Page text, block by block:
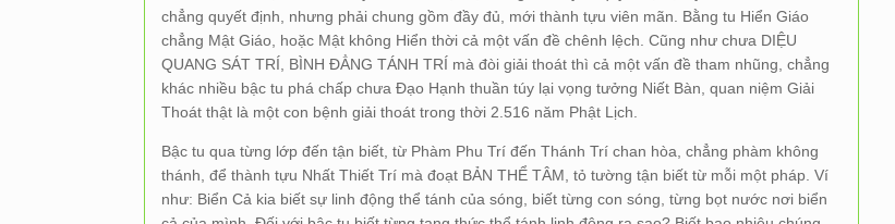
chẳng quyết định, nhưng phải chung gồm đầy đủ, mới thành tựu viên mãn. Bằng tu Hiển Giáo
chẳng Mật Giáo, hoặc Mật không Hiển thời cả một vấn đề chênh lệch. Cũng như chưa DIỆU
QUANG SÁT TRÍ, BÌNH ĐẲNG TÁNH TRÍ mà đòi giải thoát thì cả một vấn đề tham nhũng, chẳng
khác nhiều bậc tu phá chấp chưa Đạo Hạnh thuần túy lại vọng tưởng Niết Bàn, quan niệm Giải
Thoát thật là một con bệnh giải thoát trong thời 2.516 năm Phật Lịch.
Bậc tu qua từng lớp đến tận biết, từ Phàm Phu Trí đến Thánh Trí chan hòa, chẳng phàm không
thánh, để thành tựu Nhất Thiết Trí mà đoạt BẢN THỂ TÂM, tỏ tường tận biết từ mỗi một pháp. Ví
như: Biển Cả kia biết sự linh động thể tánh của sóng, biết từng con sóng, từng bọt nước nơi biển